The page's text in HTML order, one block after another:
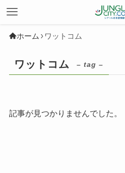
ホーム ワットコム
ワットコム – tag –
記事が見つかりませんでした。